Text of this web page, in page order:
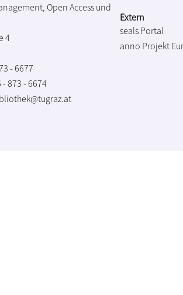
Open Access und
4
- 6677
- 873 - 6674
Extern
seals Portal
anno Projekt